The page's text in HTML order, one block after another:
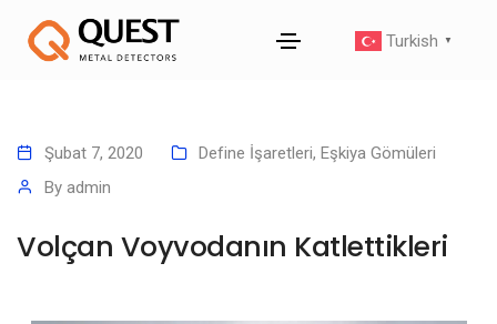
Turkish ▼
Şubat 7, 2020 Define İşaretleri, Eşkiya Gömüleri
By admin
Volçan Voyvodanın Katlettikleri